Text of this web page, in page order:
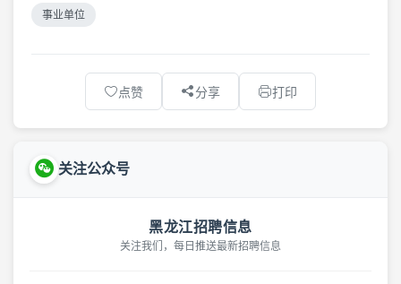
事业单位
点赞 分享 打印
关注公众号
黑龙江招聘信息
关注我们，每日推送最新招聘信息